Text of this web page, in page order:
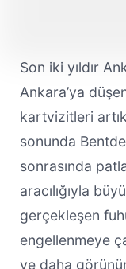
Son iki yıldır
Ankara’ya
kartvizitleri
sonunda
sonrasında
aracılığıyla
gerçekleşen
engellenmeye
ve daha